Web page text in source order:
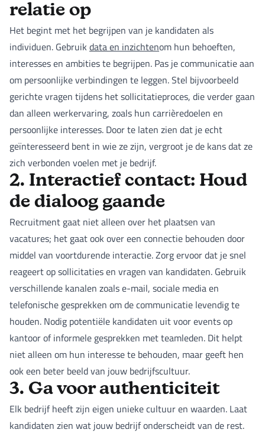
relatie op
Het begint met het begrijpen van je kandidaten als
individuen. Gebruik data en inzichtenom hun behoeften,
interesses en ambities te begrijpen. Pas je communicatie aan
om persoonlijke verbindingen te leggen. Stel bijvoorbeeld
gerichte vragen tijdens het sollicitatieproces, die verder gaan
dan alleen werkervaring, zoals hun carrièredoelen en
persoonlijke interesses. Door te laten zien dat je echt
geïnteresseerd bent in wie ze zijn, vergroot je de kans dat ze
zich verbonden voelen met je bedrijf.
2. Interactief contact: Houd
de dialoog gaande
Recruitment gaat niet alleen over het plaatsen van
vacatures; het gaat ook over een connectie behouden door
middel van voortdurende interactie. Zorg ervoor dat je snel
reageert op sollicitaties en vragen van kandidaten. Gebruik
verschillende kanalen zoals e-mail, sociale media en
telefonische gesprekken om de communicatie levendig te
houden. Nodig potentiële kandidaten uit voor events op
kantoor of informele gesprekken met teamleden. Dit helpt
niet alleen om hun interesse te behouden, maar geeft hen
ook een beter beeld van jouw bedrijfscultuur.
3. Ga voor authenticiteit
Elk bedrijf heeft zijn eigen unieke cultuur en waarden. Laat
kandidaten zien wat jouw bedrijf onderscheidt van de rest.